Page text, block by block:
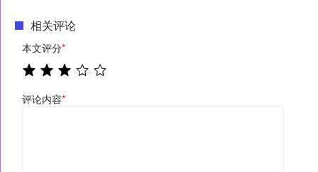
相关评论
本文评分*
评论内容*